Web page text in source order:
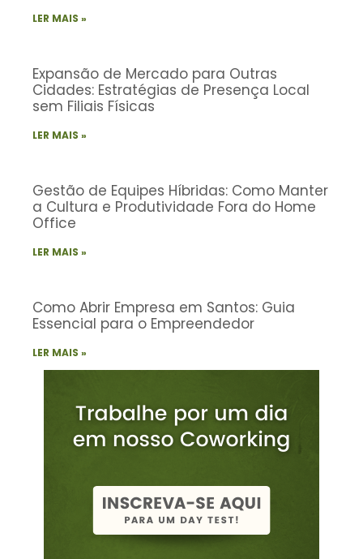
LER MAIS »
Expansão de Mercado para Outras
Cidades: Estratégias de Presença Local
sem Filiais Físicas
LER MAIS »
Gestão de Equipes Híbridas: Como Manter
a Cultura e Produtividade Fora do Home
Office
LER MAIS »
Como Abrir Empresa em Santos: Guia
Essencial para o Empreendedor
LER MAIS »